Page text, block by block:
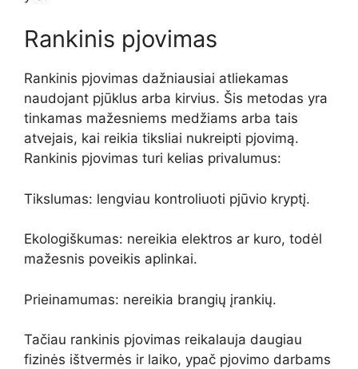
Rankinis pjovimas
Rankinis pjovimas dažniausiai atliekamas
naudojant pjūklus arba kirvius. Šis metodas yra
tinkamas mažesniems medžiams arba tais
atvejais, kai reikia tiksliai nukreipti pjovimą.
Rankinis pjovimas turi kelias privalumus:
Tikslumas: lengviau kontroliuoti pjūvio kryptį.
Ekologiškumas: nereikia elektros ar kuro, todėl
mažesnis poveikis aplinkai.
Prieinamumas: nereikia brangių įrankių.
Tačiau rankinis pjovimas reikalauja daugiau
fizinės ištvermės ir laiko, ypač pjovimo darbams